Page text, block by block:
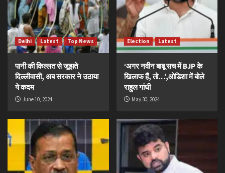
Delhi Latest Top News
पानी की किल्लत से जूझते
दिल्लीवासी, अब सरकार ने उठाया
ये कदम
June 10, 2024
Election Latest
‘अगर नवीन बाबू सच में BJP के
खिलाफ हैं, तो…’,ओडिशा में बोले
राहुल गांधी
May 30, 2024